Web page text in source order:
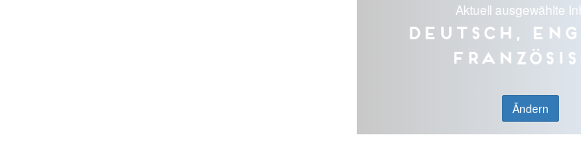
Aktuell ausgewählte
Deutsch,
Ändern